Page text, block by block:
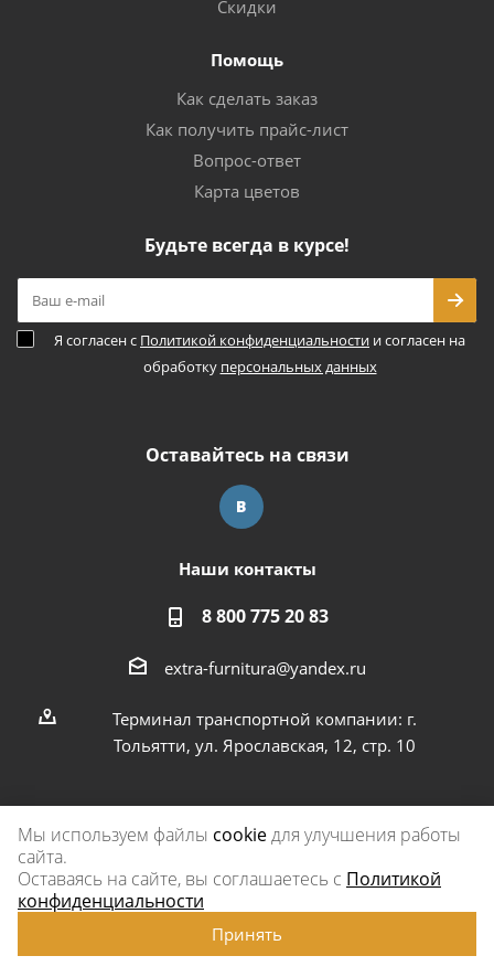
Скидки
Помощь
Как сделать заказ
Как получить прайс-лист
Вопрос-ответ
Карта цветов
Будьте всегда в курсе!
Я согласен с Политикой конфиденциальности и согласен на
обработку персональных данных
Оставайтесь на связи
Наши контакты
8 800 775 20 83
extra-furnitura@yandex.ru
Терминал транспортной компании: г.
Тольятти, ул. Ярославская, 12, стр. 10
Мы используем файлы cookieдля улучшения работы
сайта.
Оставаясь на сайте, вы соглашаетесь с Политикой
конфиденциальности
Принять